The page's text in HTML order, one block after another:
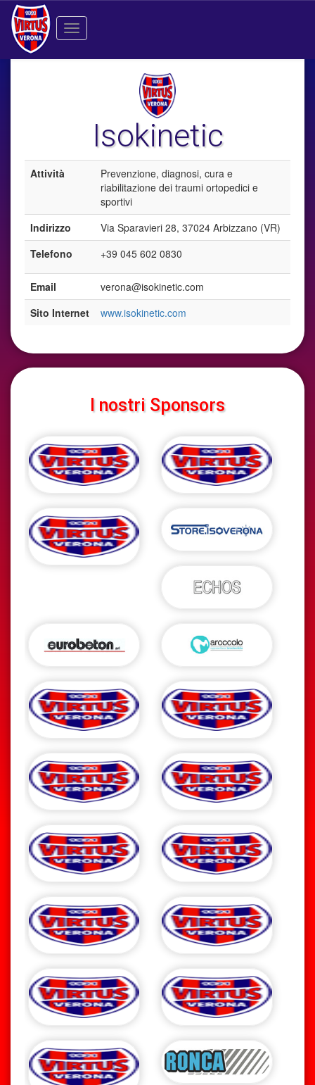
Toggle
navigation
Isokinetic
Attività
Prevenzione, diagnosi, cura e
riabilitazione dei traumi ortopedici e
sportivi
Indirizzo
Via Sparavieri 28, 37024 Arbizzano (VR)
Telefono
+39 045 602 0830
Email
verona@isokinetic.com
Sito Internet
www.isokinetic.com
I nostri Sponsors